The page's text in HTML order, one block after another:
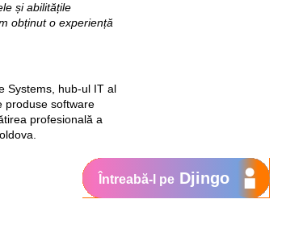
și abilitățile
obținut o experiență
Systems, hub-ul IT al
produse software
profesională a
Întreabă-l pe Djingo